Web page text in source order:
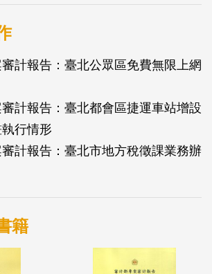
計報告：臺北公眾區免費無限上網
計報告：臺北都會區捷運車站增設
行情形
計報告：臺北市地方稅徵課業務辦
籍